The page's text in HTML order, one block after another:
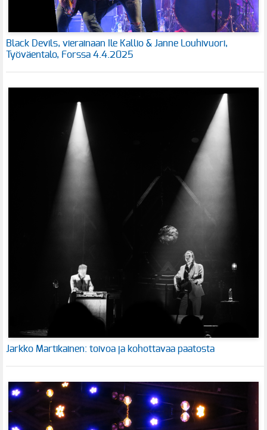
Black Devils, vierainaan Ile Kallio & Janne Louhivuori,
Työväentalo, Forssa 4.4.2025
Jarkko Martikainen: toivoa ja kohottavaa paatosta